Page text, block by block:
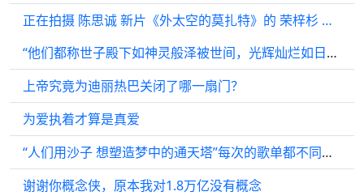
正在拍摄 陈思诚 新片《外太空的莫扎特》的 荣梓杉 …
“他们都称世子殿下如神灵般泽被世间，光辉灿烂如日月，繁盛似春华”
上帝究竟为迪丽热巴关闭了哪一扇门？
为爱执着才算是真爱
“人们用沙子 想塑造梦中的通天塔”每次的歌单都不同呜呜 音乐节的《动物世界》
谢谢你概念侠，原本我对1.8万亿没有概念